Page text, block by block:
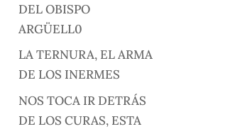
DEL OBISPO
ARGÜELL0
LA TERNURA, EL ARMA
DE LOS INERMES
NOS TOCA IR DETRÁS
DE LOS CURAS, ESTA